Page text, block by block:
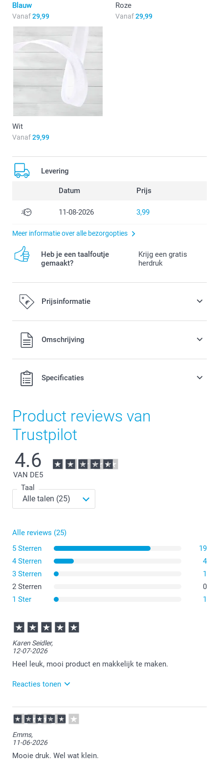
Blauw
Vanaf29,99
Roze
Vanaf29,99
Wit
Vanaf29,99
Levering
Datum Prijs
11-08-2026 3,99
Meer informatie over alle bezorgopties
Heb je een taalfoutje
gemaakt?
Krijg een gratis
herdruk
Prijsinformatie
Alle prijzen zijn in EURO (€) inclusief BTW en exclusief
verzendkosten.
Hoeveelheid
1+
Omschrijving
Specificaties
Product reviews van
Trustpilot
4.6
VAN DE5
Taal
Alle reviews (25)
5 Sterren
19
4 Sterren
4
3 Sterren
1
2 Sterren
0
1 Ster
1
Karen Seidler,
12-07-2026
Heel leuk, mooi product en makkelijk te maken.
Reacties tonen
14-07-2026
13:51
Bedankt voor je review. Leuk om te horen dat je
plezier ervan!
Emms,
11-06-2026
Mooie druk. Wel wat klein.